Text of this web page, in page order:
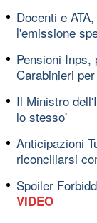
Docenti e
l'emissione
Pensioni
Carabinieri
Il Ministro
lo stesso'
Anticipazioni
riconciliarsi
Spoiler
VIDEO